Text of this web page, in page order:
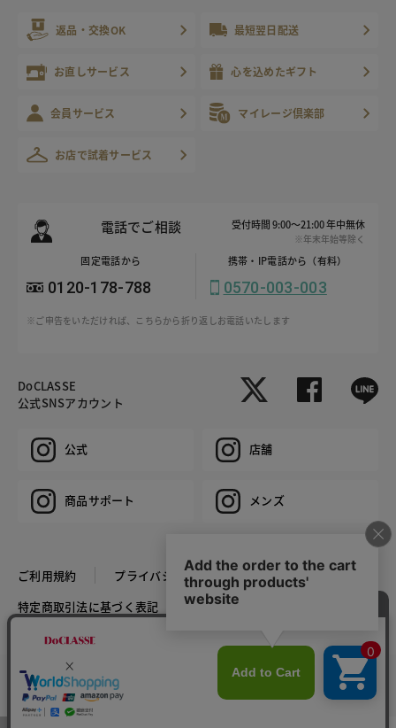
カラー・サイズを選択する
返品・交換OK 最短翌日配送
お直しサービス 心を込めたギフト
会員サービス マイレージ倶楽部
お店で試着サービス
電話でご相談 受付時間 9:00～21:00 年中無休
※年末年始等除く
固定電話から
0120-178-788
携帯・IP電話から（有料）
0570-003-003
※ご申告をいただければ、こちらから折り返しお電話いたします
DoCLASSE
公式SNSアカウント
公式 店舗
商品サポート メンズ
ご利用規約
プライバシーポリシー
特定商取引法に基づく表記
推奨環境
COPYRIGHT © DoCLASSE ALL RIGHTS RESERVED.